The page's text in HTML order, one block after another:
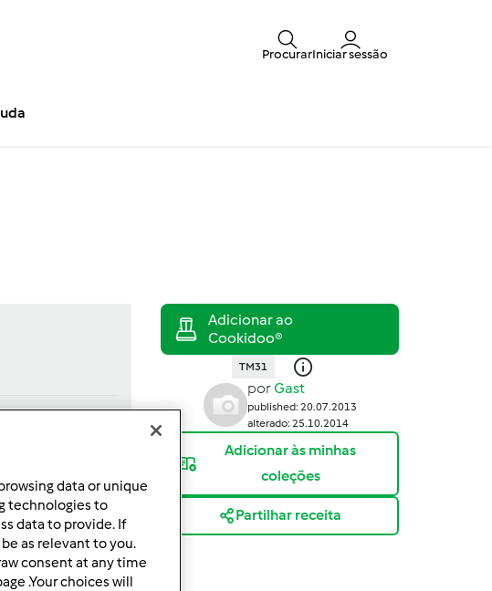
ProcurarIniciar sessão
TM31
porGast
published: 20.07.2013
alterado: 25.10.2014
Adicionar às minhas
coleções
Partilhar receita
data or unique
technologies to
data to provide. If
as relevant to you.
consent at any time
.Your choices will